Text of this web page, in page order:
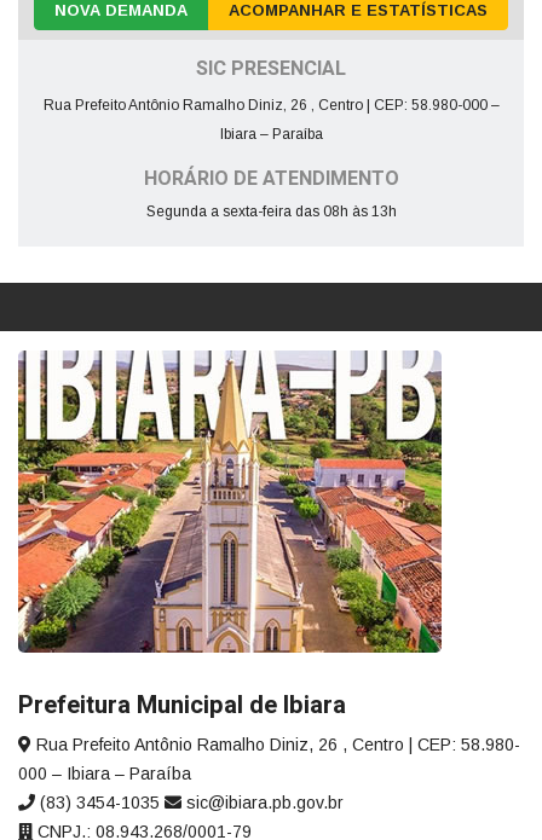
NOVA DEMANDA ACOMPANHAR E ESTATÍSTICAS
SIC PRESENCIAL
Rua Prefeito Antônio Ramalho Diniz, 26 , Centro | CEP: 58.980-000 –
Ibiara – Paraíba
HORÁRIO DE ATENDIMENTO
Segunda a sexta-feira das 08h às 13h
Prefeitura Municipal de Ibiara
Rua Prefeito Antônio Ramalho Diniz, 26 , Centro | CEP: 58.980-
000 – Ibiara – Paraíba
(83) 3454-1035
sic@ibiara.pb.gov.br
CNPJ.: 08.943.268/0001-79